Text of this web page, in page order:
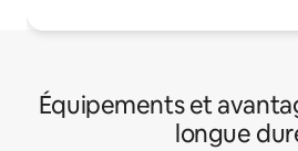
Équipements et
longue